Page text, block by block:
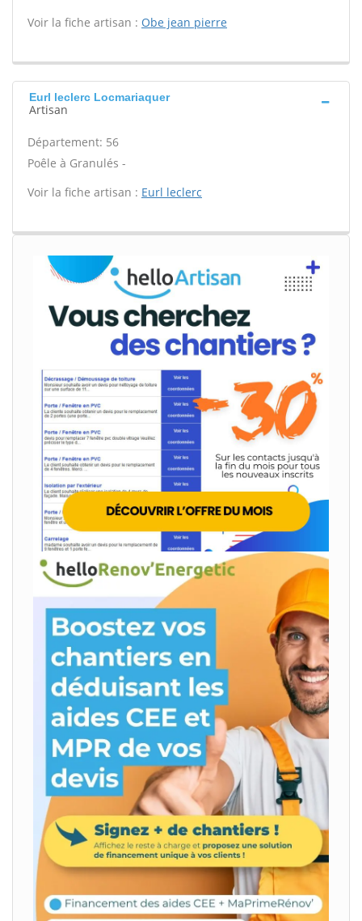
Voir la fiche artisan : Obe jean pierre
Eurl leclerc Locmariaquer
Artisan
Département: 56
Poêle à Granulés -
Voir la fiche artisan : Eurl leclerc